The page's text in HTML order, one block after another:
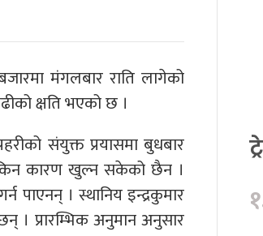
मंगलबार राति लागेको
क्षति भएको छ ।
संयुक्त प्रयासमा बुधबार
कारण खुल्न सकेको छैन ।
पाएनन् । स्थानिय इन्द्रकुमार
। प्रारम्भिक अनुमान अनुसार